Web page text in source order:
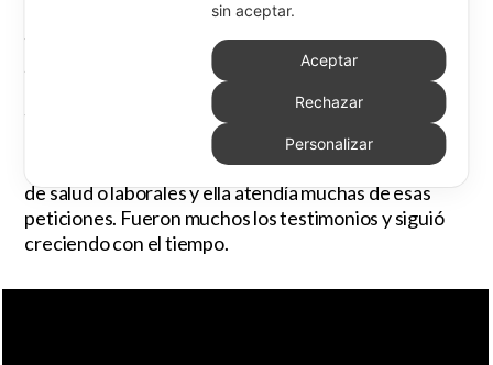
falleció el 7 de mayo de 1908 y
fue sepultada en el Cementerio monumental de
Staglieno en Génova.
Los genoveses en particular, pero no sólo ellos, no
tardaron en ir a verla; comenzaron a venerarla
porque creían firmemente en su ayuda desde el
Cielo. Le pedían gracias por dificultades, problemas
de salud o laborales y ella atendía muchas de esas
peticiones. Fueron muchos los testimonios y siguió
creciendo con el tiempo.
sin aceptar.
Aceptar
Rechazar
Personalizar